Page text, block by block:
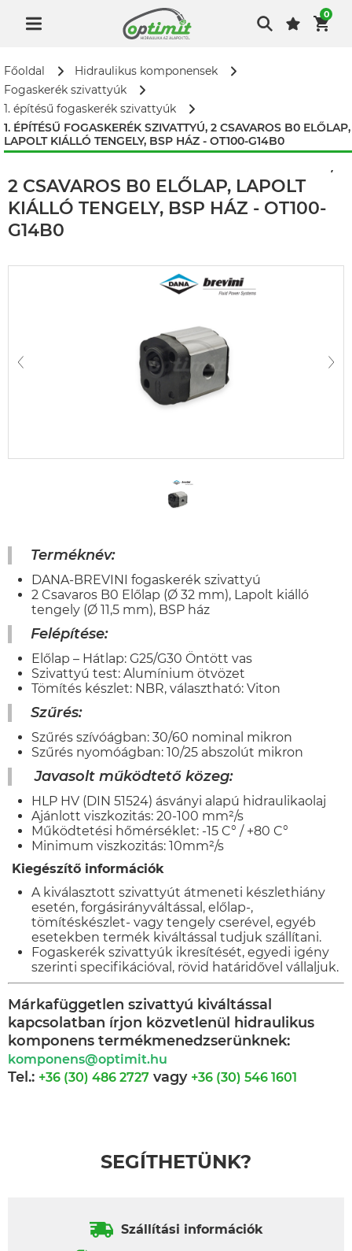
0
Főoldal
Hidraulikus komponensek
Fogaskerék szivattyúk
1. építésű fogaskerék szivattyúk
1. ÉPÍTÉSŰ FOGASKERÉK SZIVATTYÚ, 2 CSAVAROS B0 ELŐLAP,
LAPOLT KIÁLLÓ TENGELY, BSP HÁZ - OT100-G14B0
2 CSAVAROS B0 ELŐLAP, LAPOLT
KIÁLLÓ TENGELY, BSP HÁZ - OT100-
G14B0
Terméknév:
DANA-BREVINI fogaskerék szivattyú
2 Csavaros B0 Előlap (Ø 32 mm), Lapolt kiálló
tengely (Ø 11,5 mm), BSP ház
Felépítése:
Előlap – Hátlap: G25/G30 Öntött vas
Szivattyú test: Alumínium ötvözet
Tömítés készlet: NBR, választható: Viton
Szűrés:
Szűrés szívóágban: 30/60 nominal mikron
Szűrés nyomóágban: 10/25 abszolút mikron
Javasolt működtető közeg:
HLP HV (DIN 51524) ásványi alapú hidraulikaolaj
Ajánlott viszkozitás: 20-100 mm²/s
Működtetési hőmérséklet: -15 C° / +80 C°
Minimum viszkozitás: 10mm²/s
Kiegészítő információk
A kiválasztott szivattyút átmeneti készlethiány
esetén, forgásirányváltással, előlap-,
tömítéskészlet- vagy tengely cserével, egyéb
esetekben termék kiváltással tudjuk szállítani.
Fogaskerék szivattyúk ikresítését, egyedi igény
szerinti specifikációval, rövid határidővel vállaljuk.
Márkafüggetlen szivattyú kiváltással
kapcsolatban írjon közvetlenül hidraulikus
komponens termékmenedzserünknek:
komponens@optimit.hu
Tel.: +36 (30) 486 2727 vagy +36 (30) 546 1601
SEGÍTHETÜNK?
Szállítási információk